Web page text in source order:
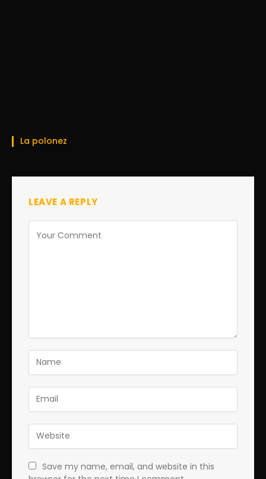
La polonez
LEAVE A REPLY
Save my name, email, and website in this